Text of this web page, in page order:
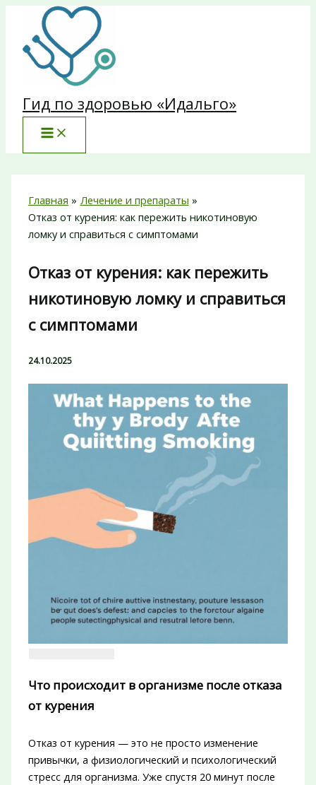
Перейти
содержимому
Гид по здоровью «Идальго»
Главная
Лечение и препараты
Отказ от курения: как пережить никотиновую
ломку и справиться с симптомами
Отказ от курения: как пережить
никотиновую ломку и справиться
с симптомами
24.10.2025
Что происходит в организме после отказа
от курения
Отказ от курения — это не просто изменение
привычки, а физиологический и психологический
стресс для организма. Уже спустя 20 минут после